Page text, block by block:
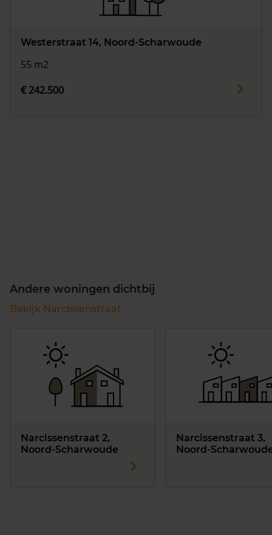
Westerstraat 14, Noord-Scharwoude
55 m2
€ 242.500
Andere woningen dichtbij
Bekijk Narcissenstraat
Narcissenstraat 2,
Noord-Scharwoude
Narcissenstraat 3,
Noord-